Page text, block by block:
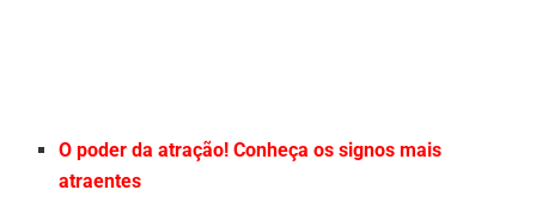
O poder da atração! Conheça os signos mais
atraentes